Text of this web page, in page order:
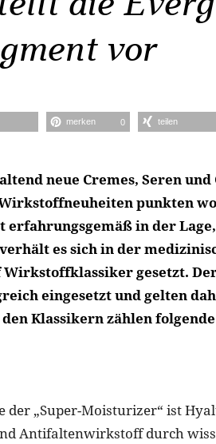
vor
merken 0 teilen
neue Cremes, Seren und
punkten
in der
es sich in der
gesetzt.
eingesetzt und gelten
Klassikern zählen
der „Super-Moisturizer“ ist
Antifaltenwirkstoff durch